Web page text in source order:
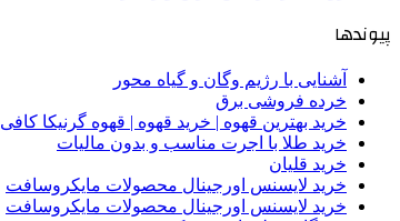
پیوندها
آشنایی با رژیم وگان و گیاه محور
خرده فروشی برق
خرید بهترین قهوه | خرید قهوه | قهوه گرنیکا کافی
خرید طلا با اجرت مناسب و بدون مالیات
خرید قلیان
خرید لایسنس اورجینال محصولات مایکروسافت
خرید لایسنس اورجینال محصولات مایکروسافت